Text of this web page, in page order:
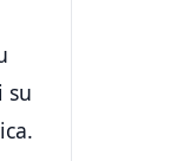
su